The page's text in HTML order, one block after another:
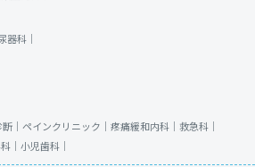
器科｜
｜ ペインクリニック｜ 疼痛緩和内科｜ 救急科｜
｜ 小児歯科｜